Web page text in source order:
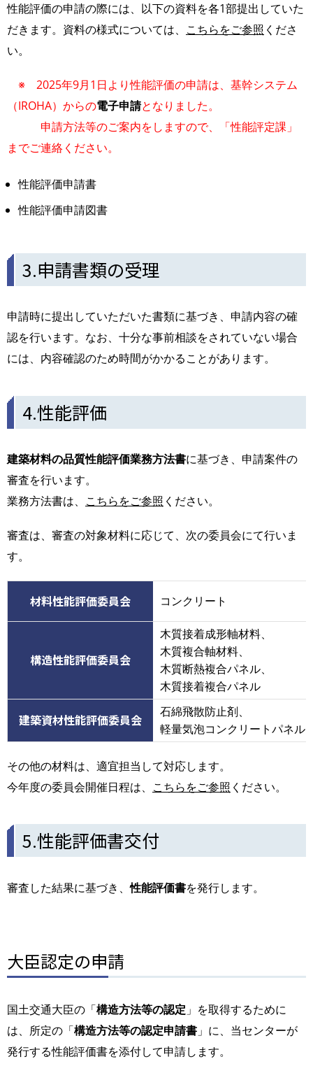
性能評価の申請の際には、以下の資料を各1部提出していた
だきます。資料の様式については、 こちらをご参照 くださ
い。
※ 2025年9月1日より性能評価の申請は、基幹システム
（IROHA）からの電子申請となりました。
申請方法等のご案内をしますので、「性能評定課」
までご連絡ください。
性能評価申請書
性能評価申請図書
3.申請書類の受理
申請時に提出していただいた書類に基づき、申請内容の確
認を行います。なお、十分な事前相談をされていない場合
には、内容確認のため時間がかかることがあります。
4.性能評価
建築材料の品質性能評価業務方法書に基づき、申請案件の
審査を行います。
業務方法書は、 こちらをご参照 ください。
審査は、審査の対象材料に応じて、次の委員会にて行いま
す。
材料性能評価委員会 コンクリート
構造性能評価委員会
木質接着成形軸材料、
木質複合軸材料、
木質断熱複合パネル、
木質接着複合パネル
建築資材性能評価委員会
石綿飛散防止剤、
軽量気泡コンクリートパネル
その他の材料は、適宜担当して対応します。
今年度の委員会開催日程は、 こちらをご参照 ください。
5.性能評価書交付
審査した結果に基づき、性能評価書を発行します。
大臣認定の申請
国土交通大臣の「構造方法等の認定 」を取得するために
は、所定の「構造方法等の認定申請書 」に、当センターが
発行する性能評価書を添付して申請します。